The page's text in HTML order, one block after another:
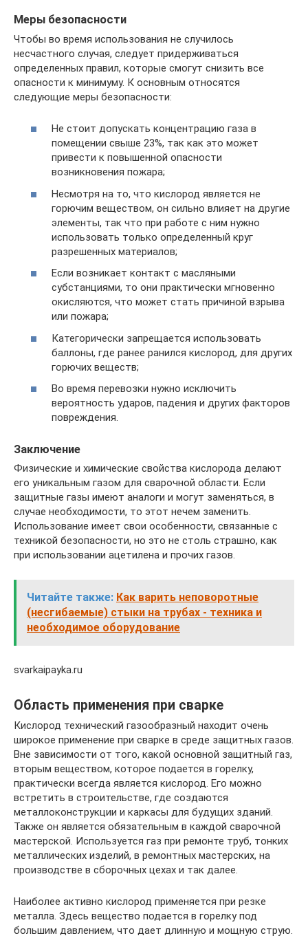
Меры безопасности
Чтобы во время использования не случилось
несчастного случая, следует придерживаться
определенных правил, которые смогут снизить все
опасности к минимуму. К основным относятся
следующие меры безопасности:
Не стоит допускать концентрацию газа в
помещении свыше 23%, так как это может
привести к повышенной опасности
возникновения пожара;
Несмотря на то, что кислород является не
горючим веществом, он сильно влияет на другие
элементы, так что при работе с ним нужно
использовать только определенный круг
разрешенных материалов;
Если возникает контакт с масляными
субстанциями, то они практически мгновенно
окисляются, что может стать причиной взрыва
или пожара;
Категорически запрещается использовать
баллоны, где ранее ранился кислород, для других
горючих веществ;
Во время перевозки нужно исключить
вероятность ударов, падения и других факторов
повреждения.
Заключение
Физические и химические свойства кислорода делают
его уникальным газом для сварочной области. Если
защитные газы имеют аналоги и могут заменяться, в
случае необходимости, то этот нечем заменить.
Использование имеет свои особенности, связанные с
техникой безопасности, но это не столь страшно, как
при использовании ацетилена и прочих газов.
Читайте также: Как варить неповоротные
(несгибаемые) стыки на трубах - техника и
необходимое оборудование
svarkaipayka.ru
Область применения при сварке
Кислород технический газообразный находит очень
широкое применение при сварке в среде защитных газов.
Вне зависимости от того, какой основной защитный газ,
вторым веществом, которое подается в горелку,
практически всегда является кислород. Его можно
встретить в строительстве, где создаются
металлоконструкции и каркасы для будущих зданий.
Также он является обязательным в каждой сварочной
мастерской. Используется газ при ремонте труб, тонких
металлических изделий, в ремонтных мастерских, на
производстве в сборочных цехах и так далее.
Наиболее активно кислород применяется при резке
металла. Здесь вещество подается в горелку под
большим давлением, что дает длинную и мощную струю.